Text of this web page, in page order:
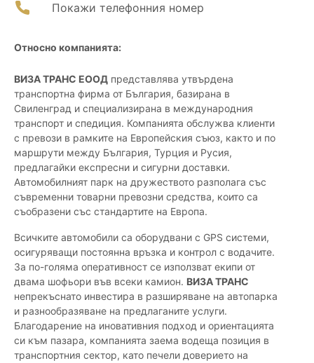
Покажи телефонния номер
Относно компанията:
ВИЗА ТРАНС ЕООД представлява утвърдена
транспортна фирма от България, базирана в
Свиленград и специализирана в международния
транспорт и спедиция. Компанията обслужва клиенти
с превози в рамките на Европейския съюз, както и по
маршрути между България, Турция и Русия,
предлагайки експресни и сигурни доставки.
Автомобилният парк на дружеството разполага със
съвременни товарни превозни средства, които са
съобразени със стандартите на Европа.
Всичките автомобили са оборудвани с GPS системи,
осигуряващи постоянна връзка и контрол с водачите.
За по-голяма оперативност се използват екипи от
двама шофьори във всеки камион. ВИЗА ТРАНС
непрекъснато инвестира в разширяване на автопарка
и разнообразяване на предлаганите услуги.
Благодарение на иновативния подход и ориентацията
си към пазара, компанията заема водеща позиция в
транспортния сектор, като печели доверието на